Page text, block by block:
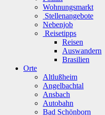
Wohnungsmarkt
Stellenangebote
Nebenjob
Reisetipps
Reisen
Auswandern
Brasilien
Orte
Altlußheim
Angelbachtal
Ansbach
Autobahn
Bad Schönborn